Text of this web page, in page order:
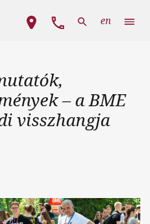
Fő navigáció
en
– a BME
visszhangja